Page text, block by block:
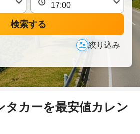
検索する
絞り込み
タカーを最安値カレン